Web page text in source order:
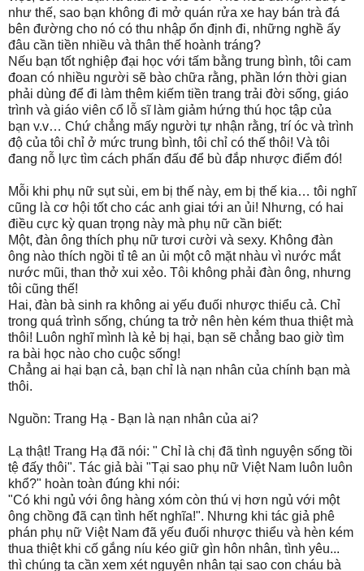
như thế, sao bạn không đi mở quán rửa xe hay bán trà đá
bên đường cho nó có thu nhập ổn định đi, những nghề ấy
đâu cần tiền nhiều và thân thế hoành tráng?
Nếu bạn tốt nghiệp đại học với tấm bằng trung bình, tôi cam
đoan có nhiều người sẽ bào chữa rằng, phần lớn thời gian
phải dùng để đi làm thêm kiếm tiền trang trải đời sống, giáo
trình và giáo viên cổ lỗ sĩ làm giảm hứng thú học tập của
bạn v.v… Chứ chẳng mấy người tự nhận rằng, trí óc và trình
độ của tôi chỉ ở mức trung bình, tôi chỉ có thế thôi! Và tôi
đang nỗ lực tìm cách phấn đấu để bù đắp nhược điểm đó!
Mỗi khi phụ nữ sụt sùi, em bị thế này, em bị thế kia… tôi nghĩ
cũng là cơ hội tốt cho các anh giai tới an ủi! Nhưng, có hai
điều cực kỳ quan trọng này mà phụ nữ cần biết:
Một, đàn ông thích phụ nữ tươi cười và sexy. Không đàn
ông nào thích ngồi tỉ tê an ủi một cô mặt nhàu vì nước mắt
nước mũi, than thở xui xẻo. Tôi không phải đàn ông, nhưng
tôi cũng thế!
Hai, đàn bà sinh ra không ai yếu đuối nhược thiểu cả. Chỉ
trong quá trình sống, chúng ta trở nên hèn kém thua thiệt mà
thôi! Luôn nghĩ mình là kẻ bị hại, bạn sẽ chẳng bao giờ tìm
ra bài học nào cho cuộc sống!
Chẳng ai hại bạn cả, bạn chỉ là nạn nhân của chính bạn mà
thôi.
Nguồn: Trang Hạ - Bạn là nạn nhân của ai?
Lạ thật! Trang Hạ đã nói: " Chỉ là chị đã tình nguyện sống tồi
tệ đấy thôi". Tác giả bài "Tại sao phụ nữ Việt Nam luôn luôn
khổ?" hoàn toàn đúng khi nói:
"Có khi ngủ với ông hàng xóm còn thú vị hơn ngủ với một
ông chồng đã cạn tình hết nghĩa!". Nhưng khi tác giả phê
phán phụ nữ Việt Nam đã yếu đuối nhược thiểu và hèn kém
thua thiệt khi cố gắng níu kéo giữ gìn hôn nhân, tình yêu...
thì chúng ta cần xem xét nguyên nhân tại sao con cháu bà